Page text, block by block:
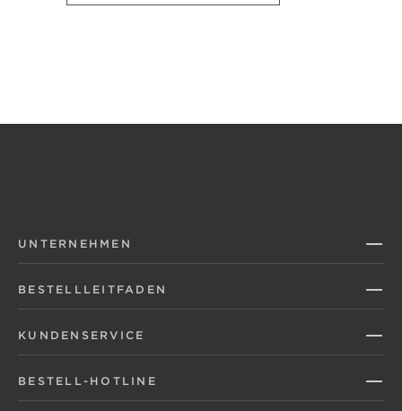
UNTERNEHMEN
BESTELLLEITFADEN
KUNDENSERVICE
BESTELL-HOTLINE